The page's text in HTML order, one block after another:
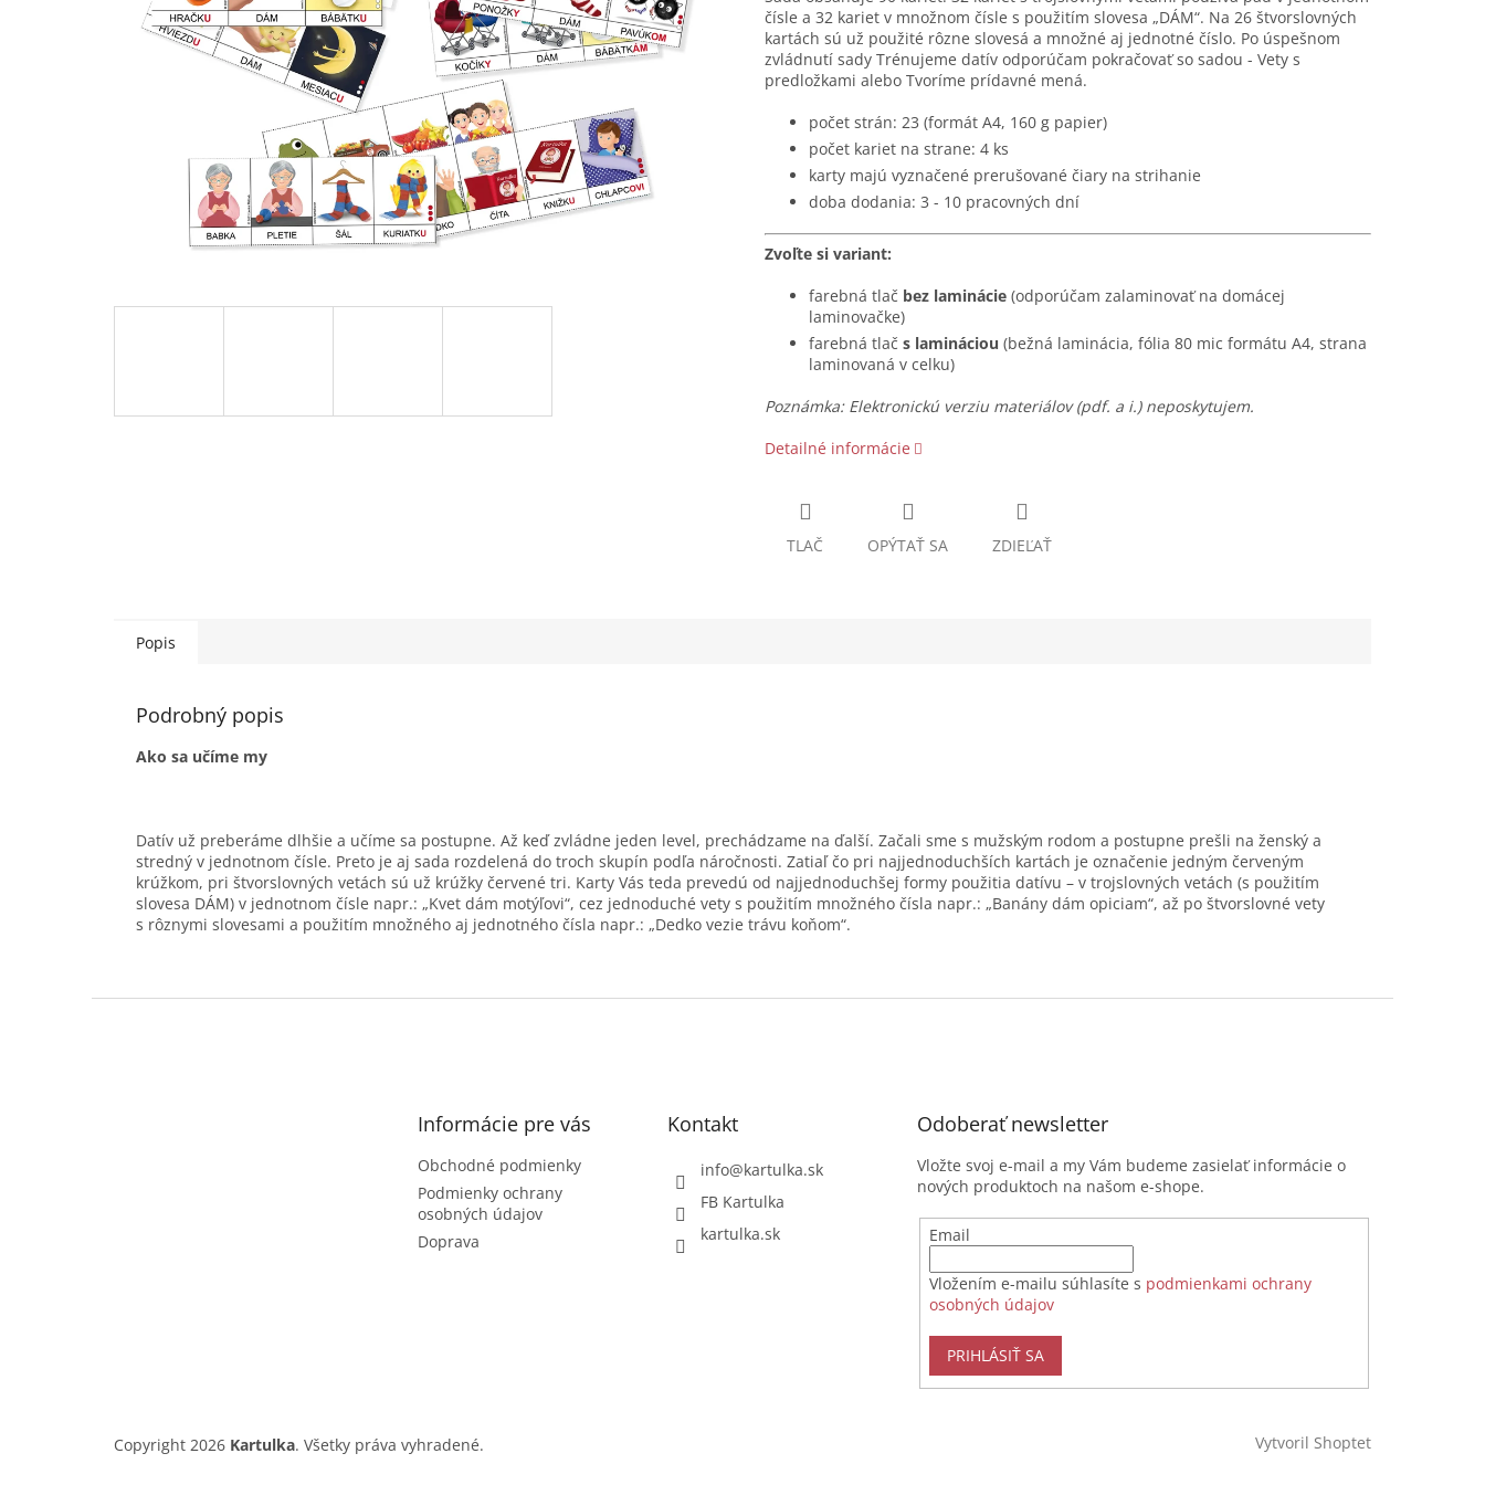
čísle a 32 kariet v množnom čísle s použitím slovesa „DÁM“. Na 26 štvorslovných
kartách sú už použité rôzne slovesá a množné aj jednotné číslo. Po úspešnom
zvládnutí sady Trénujeme datív odporúčam pokračovať so sadou - Vety s
predložkami alebo Tvoríme prídavné mená.
počet strán: 23 (formát A4, 160 g papier)
počet kariet na strane: 4 ks
karty majú vyznačené prerušované čiary na strihanie
doba dodania: 3 - 10 pracovných dní
Zvoľte si variant:
farebná tlač bez laminácie (odporúčam zalaminovať na domácej
laminovačke)
farebná tlač s lamináciou (bežná laminácia, fólia 80 mic formátu A4, strana
laminovaná v celku)
Poznámka: Elektronickú verziu materiálov (pdf. a i.) neposkytujem.
Detailné informácie
TLAČ OPÝTAŤ SA ZDIEĽAŤ
Popis
Podrobný popis
Ako sa učíme my
Datív už preberáme dlhšie a učíme sa postupne. Až keď zvládne jeden level, prechádzame na ďalší. Začali sme s mužským rodom a postupne prešli na ženský a
stredný v jednotnom čísle. Preto je aj sada rozdelená do troch skupín podľa náročnosti. Zatiaľ čo pri najjednoduchších kartách je označenie jedným červeným
krúžkom, pri štvorslovných vetách sú už krúžky červené tri. Karty Vás teda prevedú od najjednoduchšej formy použitia datívu – v trojslovných vetách (s použitím
slovesa DÁM) v jednotnom čísle napr.: „Kvet dám motýľovi“, cez jednoduché vety s použitím množného čísla napr.: „Banány dám opiciam“, až po štvorslovné vety
s rôznymi slovesami a použitím množného aj jednotného čísla napr.: „Dedko vezie trávu koňom“.
Informácie pre vás
Obchodné podmienky
Podmienky ochrany
osobných údajov
Doprava
Kontakt
info@kartulka.sk
FB Kartulka
kartulka.sk
Odoberať newsletter
Vložte svoj e-mail a my Vám budeme zasielať informácie o
nových produktoch na našom e-shope.
Email
Vložením e-mailu súhlasíte s podmienkami ochrany
osobných údajov
PRIHLÁSIŤ SA
Vytvoril Shoptet
Copyright 2026 Kartulka. Všetky práva vyhradené.